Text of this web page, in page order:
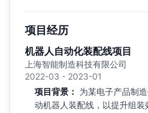
项目经历
机器人自动化装配线项目
上海智能制造科技有限公司
2022-03 - 2023-01
项目背景： 为某电子产品制
动机器人装配线，以提升组装